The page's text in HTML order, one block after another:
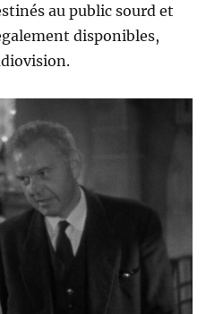
au public sourd et
disponibles,